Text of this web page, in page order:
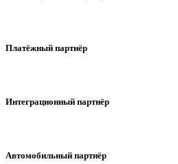
Платёжный партнёр
Интеграционный партнёр
Автомобильный партнёр